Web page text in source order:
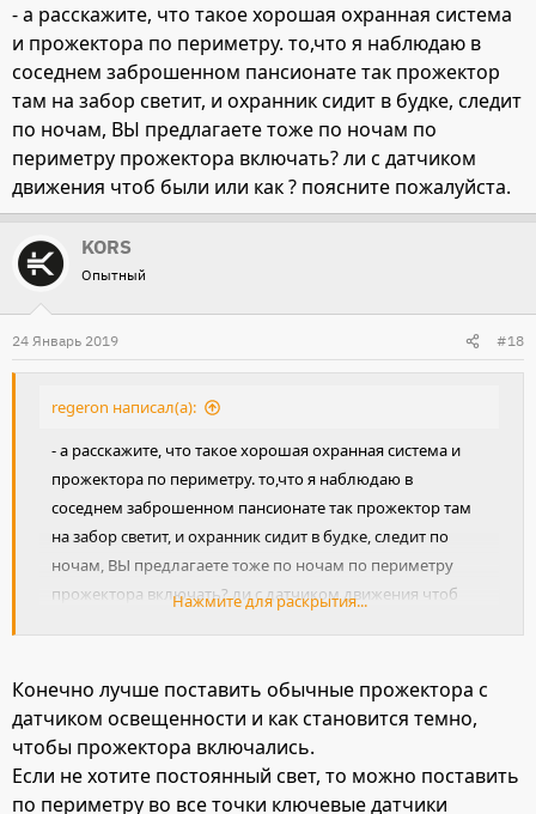
- а расскажите, что такое хорошая охранная система
и прожектора по периметру. то,что я наблюдаю в
соседнем заброшенном пансионате так прожектор
там на забор светит, и охранник сидит в будке, следит
по ночам, ВЫ предлагаете тоже по ночам по
периметру прожектора включать? ли с датчиком
движения чтоб были или как ? поясните пожалуйста.
KORS
Опытный
24 Январь 2019 #18
regeron написал(а):
- а расскажите, что такое хорошая охранная система и
прожектора по периметру. то,что я наблюдаю в
соседнем заброшенном пансионате так прожектор там
на забор светит, и охранник сидит в будке, следит по
ночам, ВЫ предлагаете тоже по ночам по периметру
прожектора включать? ли с датчиком движения чтоб
Нажмите для раскрытия...
Конечно лучше поставить обычные прожектора с
датчиком освещенности и как становится темно,
чтобы прожектора включались.
Если не хотите постоянный свет, то можно поставить
по периметру во все точки ключевые датчики